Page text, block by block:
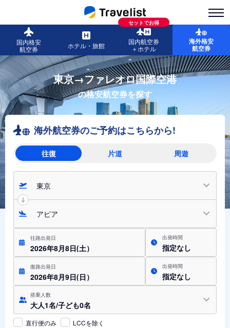
国内格安
航空券
ホテル・旅館
セットでお得
国内航空券
＋ホテル
海外格安
航空券
東京→ファレオロ国際空港
の格安航空券を探す
海外航空券のご予約はこちらから!
往復 片道 周遊
東京
アピア
往路出発日
2026年8月8日(土）
出発時間
指定なし
復路出発日
2026年8月9日(日）
出発時間
指定なし
搭乗人数
大人1名/子ども0名
直行便のみ
LCCを除く